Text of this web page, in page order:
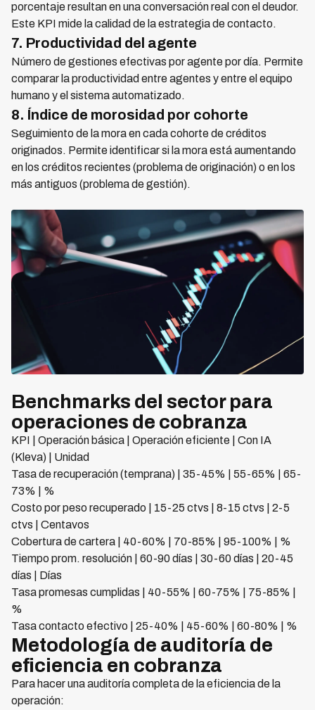
porcentaje resultan en una conversación real con el deudor.
Este KPI mide la calidad de la estrategia de contacto.
7. Productividad del agente
Número de gestiones efectivas por agente por día. Permite
comparar la productividad entre agentes y entre el equipo
humano y el sistema automatizado.
8. Índice de morosidad por cohorte
Seguimiento de la mora en cada cohorte de créditos
originados. Permite identificar si la mora está aumentando
en los créditos recientes (problema de originación) o en los
más antiguos (problema de gestión).
Benchmarks del sector para
operaciones de cobranza
KPI | Operación básica | Operación eficiente | Con IA
(Kleva) | Unidad
Tasa de recuperación (temprana) | 35-45% | 55-65% | 65-
73% | %
Costo por peso recuperado | 15-25 ctvs | 8-15 ctvs | 2-5
ctvs | Centavos
Cobertura de cartera | 40-60% | 70-85% | 95-100% | %
Tiempo prom. resolución | 60-90 días | 30-60 días | 20-45
días | Días
Tasa promesas cumplidas | 40-55% | 60-75% | 75-85% |
%
Tasa contacto efectivo | 25-40% | 45-60% | 60-80% | %
Metodología de auditoría de
eficiencia en cobranza
Para hacer una auditoría completa de la eficiencia de la
operación: